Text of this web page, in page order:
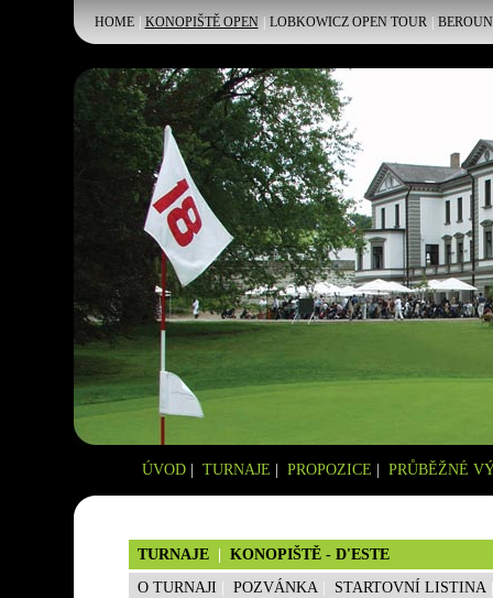
HOME KONOPIŠTĚ OPEN LOBKOWICZ OPEN TOUR
ÚVOD TURNAJE PROPOZICE PRŮBĚŽNÉ
TURNAJE
KONOPIŠTĚ - D'ESTE
O TURNAJI
POZVÁNKA STARTOVNÍ LISTINA